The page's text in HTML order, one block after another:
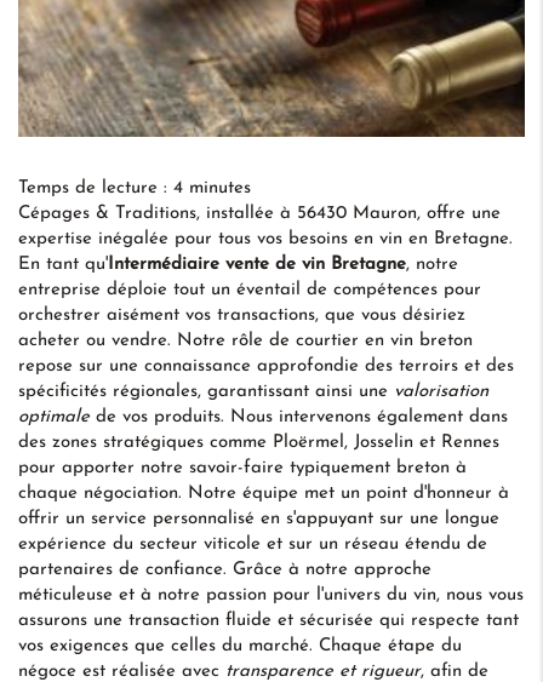
Temps de lecture : 4 minutes
Cépages & Traditions, installée à 56430 Mauron, offre une
expertise inégalée pour tous vos besoins en vin en Bretagne.
En tant qu' Intermédiaire vente de vin Bretagne, notre
entreprise déploie tout un éventail de compétences pour
orchestrer aisément vos transactions, que vous désiriez
acheter ou vendre. Notre rôle de courtier en vin breton
repose sur une connaissance approfondie des terroirs et des
spécificités régionales, garantissant ainsi une valorisation
optimalede vos produits. Nous intervenons également dans
des zones stratégiques comme Ploërmel, Josselin et Rennes
pour apporter notre savoir-faire typiquement breton à
chaque négociation. Notre équipe met un point d'honneur à
offrir un service personnalisé en s'appuyant sur une longue
expérience du secteur viticole et sur un réseau étendu de
partenaires de confiance. Grâce à notre approche
méticuleuse et à notre passion pour l'univers du vin, nous vous
assurons une transaction fluide et sécurisée qui respecte tant
vos exigences que celles du marché. Chaque étape du
négoce est réalisée avec transparence et rigueur, afin de